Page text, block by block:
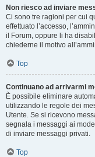
Non riesco ad inviare
Ci sono tre ragioni per cui
effettuato l’accesso,
il Forum, oppure li ha
chiederne il motivo
Top
Continuano ad arrivarmi
È possibile eliminare
utilizzando le regole dei
Utente. Se si ricevono
segnala i messaggi ai
di inviare messaggi privati​​.
Top